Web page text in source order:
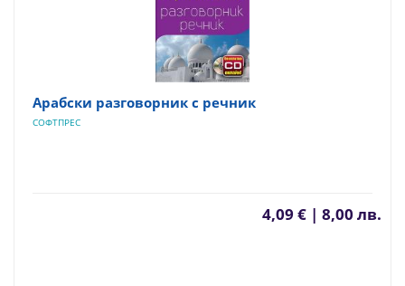
Арабски разговорник с речник
СОФТПРЕС
4,09 € | 8,00 лв.